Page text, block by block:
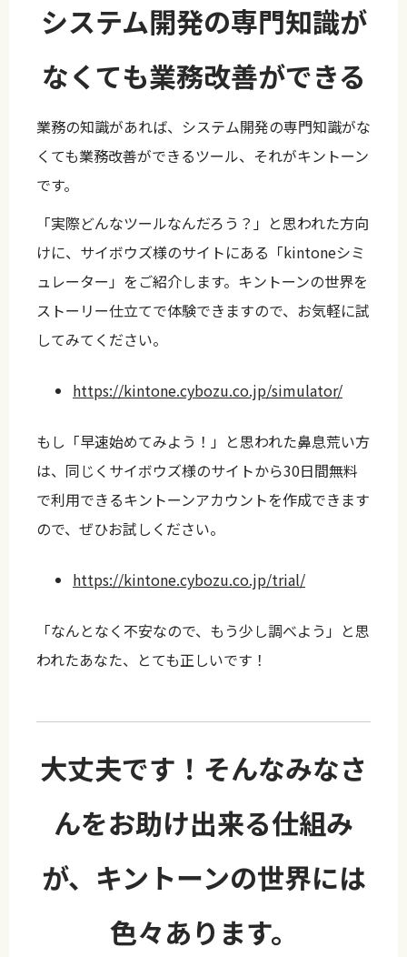
システム開発の専門知識が
なくても業務改善ができる
業務の知識があれば、システム開発の専門知識がな
くても業務改善ができるツール、それがキントーン
です。
「実際どんなツールなんだろう？」と思われた方向
けに、サイボウズ様のサイトにある「kintoneシミ
ュレーター」をご紹介します。キントーンの世界を
ストーリー仕立てで体験できますので、お気軽に試
してみてください。
https://kintone.cybozu.co.jp/simulator/
もし「早速始めてみよう！」と思われた鼻息荒い方
は、同じくサイボウズ様のサイトから30日間無料
で利用できるキントーンアカウントを作成できます
ので、ぜひお試しください。
https://kintone.cybozu.co.jp/trial/
「なんとなく不安なので、もう少し調べよう」と思
われたあなた、とても正しいです！
大丈夫です！そんなみなさ
んをお助け出来る仕組み
が、キントーンの世界には
色々あります。